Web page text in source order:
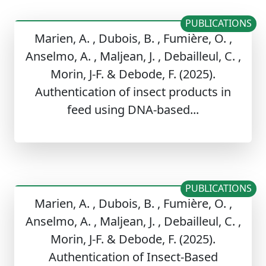
Marien, A. , Dubois, B. , Fumière, O. ,
Anselmo, A. , Maljean, J. , Debailleul, C. ,
Morin, J-F. & Debode, F. (2025).
Authentication of insect products in
feed using DNA-based...
PUBLICATIONS
Marien, A. , Dubois, B. , Fumière, O. ,
Anselmo, A. , Maljean, J. , Debailleul, C. ,
Morin, J-F. & Debode, F. (2025).
Authentication of Insect-Based
PUBLICATIONS